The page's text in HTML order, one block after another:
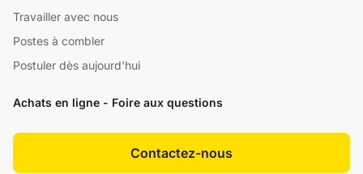
Travailler avec nous
Postes à combler
Postuler dès aujourd'hui
Achats en ligne - Foire aux questions
Contactez-nous